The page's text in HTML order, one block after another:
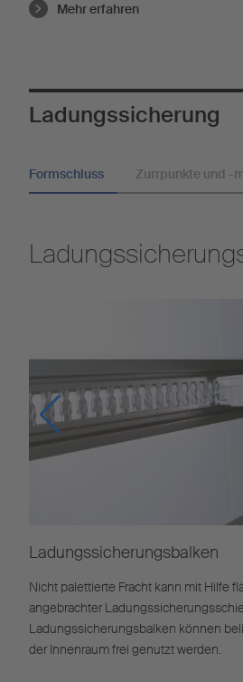
Mehr erfahren
Ladungssicherung
Formschluss Zurrpunkte und -
Ladungssicherungsbalken
Nicht palettierte Fracht kann mit Hilfe
angebrachter
Ladungssicherungsbalken können
der Innenraum frei genutzt werden.